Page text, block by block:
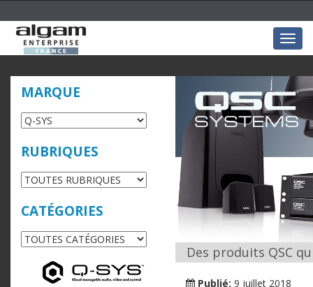
MARQUE
RUBRIQUES
CATÉGORIES
Des produits QSC
Publié: 9 juillet 2018